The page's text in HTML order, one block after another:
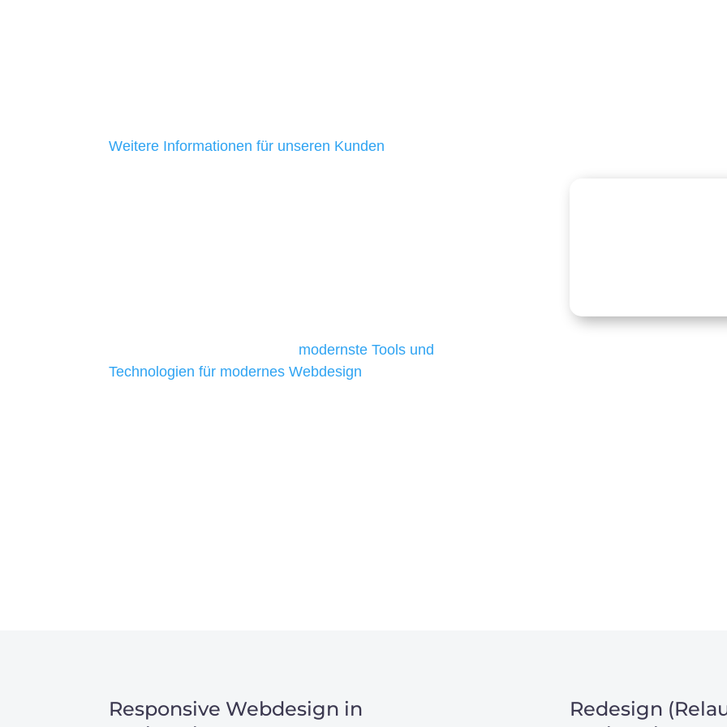
Weitere Informationen für unseren Kunden
modernste Tools und
Technologien für modernes Webdesign
Responsive Webdesign in
Redesign